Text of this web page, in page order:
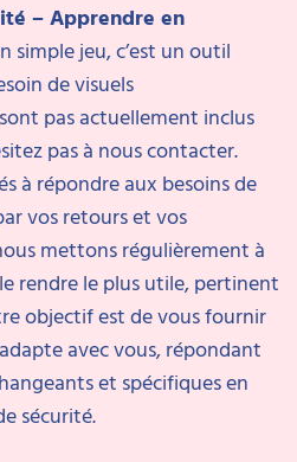
– Apprendre en
simple jeu, c’est un outil
de visuels
pas actuellement inclus
pas à nous contacter.
à répondre aux besoins de
vos retours et vos
mettons régulièrement à
rendre le plus utile, pertinent
objectif est de vous fournir
avec vous, répondant
et spécifiques en
sécurité.